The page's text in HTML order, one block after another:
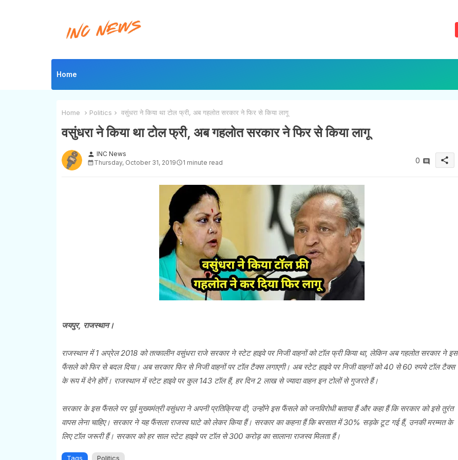
Home
Home Politics वसुंधरा ने किया था टोल फ्री, अब गहलोत सरकार ने फिर से किया लागू
वसुंधरा ने किया था टोल फ्री, अब गहलोत सरकार ने फिर से किया लागू
person INC News
Thursday, October 31, 2019
1 minute read 0 share
जयपुर, राजस्थान।
राजस्थान में 1 अप्रेल 2018 को तत्कालीन वसुंधरा राजे सरकार ने स्टेट हाइवे पर निजी वाहनों को टॉल फ्री किया था, लेकिन अब गहलोत सरकार ने इस
फैंसले को फिर से बदल दिया। अब सरकार फिर से निजी वाहनों पर टॉल टैक्स लगाएगी। अब स्टेट हाइवे पर निजी वाहनों को 40 से 60 रुपये टॉल टैक्स
के रूप में देने होंगें। राजस्थान में स्टेट हाइवे पर कुल 143 टॉल हैं, हर दिन 2 लाख से ज्यादा वाहन इन टोलों से गुजरते हैं।
सरकार के इस फैंसले पर पूर्व मुख्यमंत्री वसुंधरा ने अपनी प्रतिक्रिया दी, उन्होंने इस फैंसले को जनविरोधी बताया हैं और कहा हैं कि सरकार को इसे तुरंत
वापस लेना चाहिए। सरकार ने यह फैंसला राजस्व घाटे को लेकर किया हैं। सरकार का कहना हैं कि बरसात में 30% सड़के टूट गई हैं, उनकी मरम्मत के
लिए टॉल जरूरी हैं। सरकार को हर साल स्टेट हाइवे पर टॉल से 300 करोड़ का सालाना राजस्व मिलता हैं।
Tags Politics